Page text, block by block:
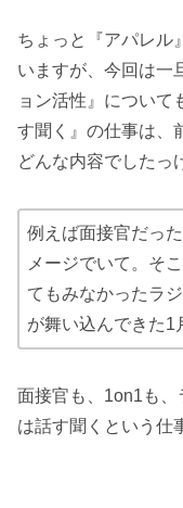
ちょっと『アパレル
いますが、今回は一
ョン活性』について
す聞く』の仕事は、
どんな内容でしたっ
例えば面接官だっ
メージでいて。そ
てもみなかったラ
が舞い込んできた1
面接官も、1on1も
は話す聞くという仕